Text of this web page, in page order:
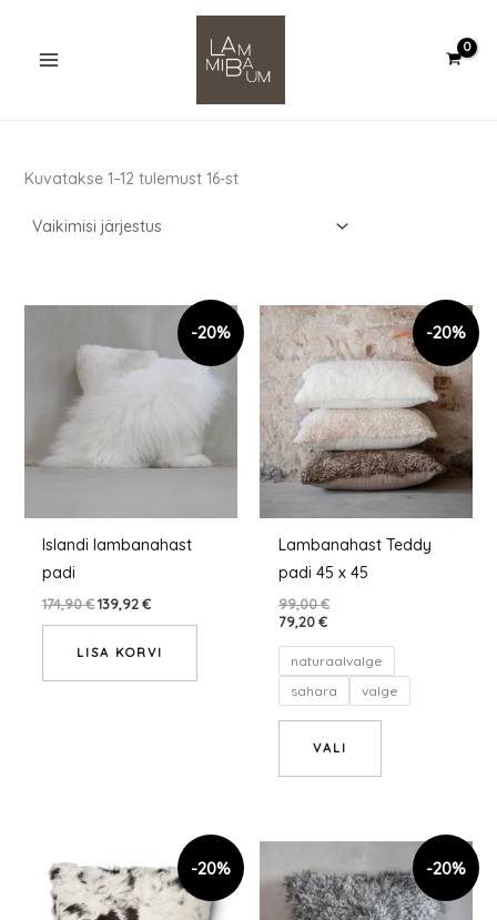
content
Kuvatakse 1–12 tulemust 16-st
Islandi lambanahast
padi
174,90€139,92€
LISA KORVI
Lambanahast Teddy
padi 45 x 45
99,00€
79,20€
naturaalvalge
sahara
valge
VALI
Sellel
tootel
on
mitu
varianti.
Valikuid
saab
tootelehel.
Hinnavahemik:
169,00 €
kuni
299,00 €
Hinnavahemik:
135,20 €
kuni
239,20 €
Sellel
tootel
on